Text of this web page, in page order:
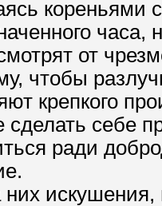
кореньями
от
чтобы
крепкого
себе
ради
них